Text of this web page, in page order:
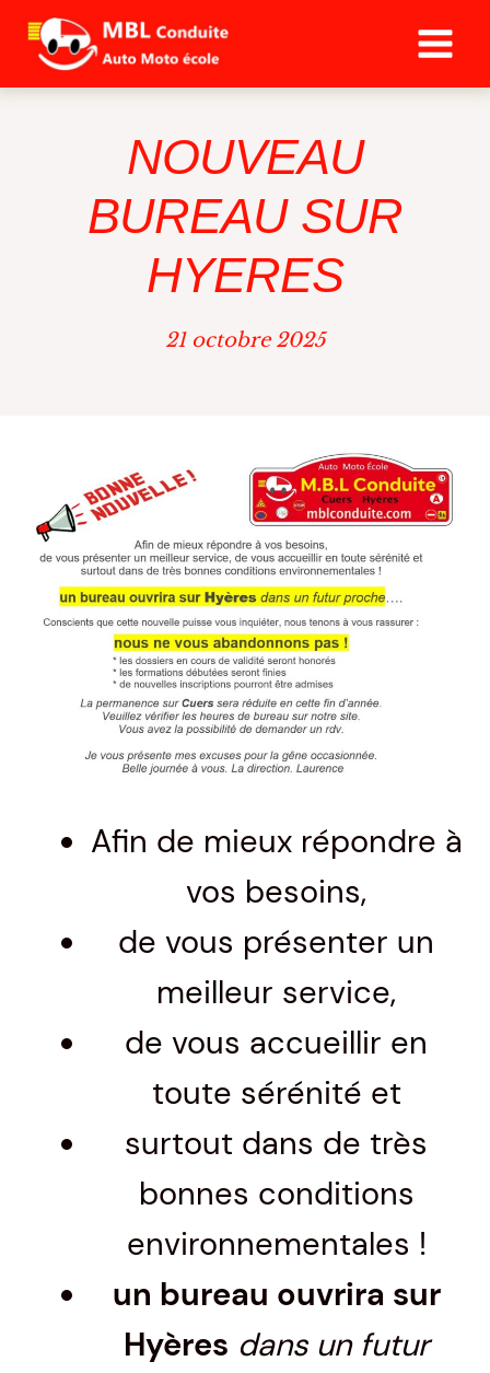
Aller
contenu
NOUVEAU
BUREAU SUR
HYERES
21 octobre 2025
Afin de mieux répondre à
vos besoins,
de vous présenter un
meilleur service,
de vous accueillir en
toute sérénité et
surtout dans de très
bonnes conditions
environnementales !
un bureau ouvrira sur
Hyères dans un futur